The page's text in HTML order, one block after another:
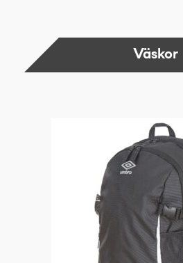
Väskor